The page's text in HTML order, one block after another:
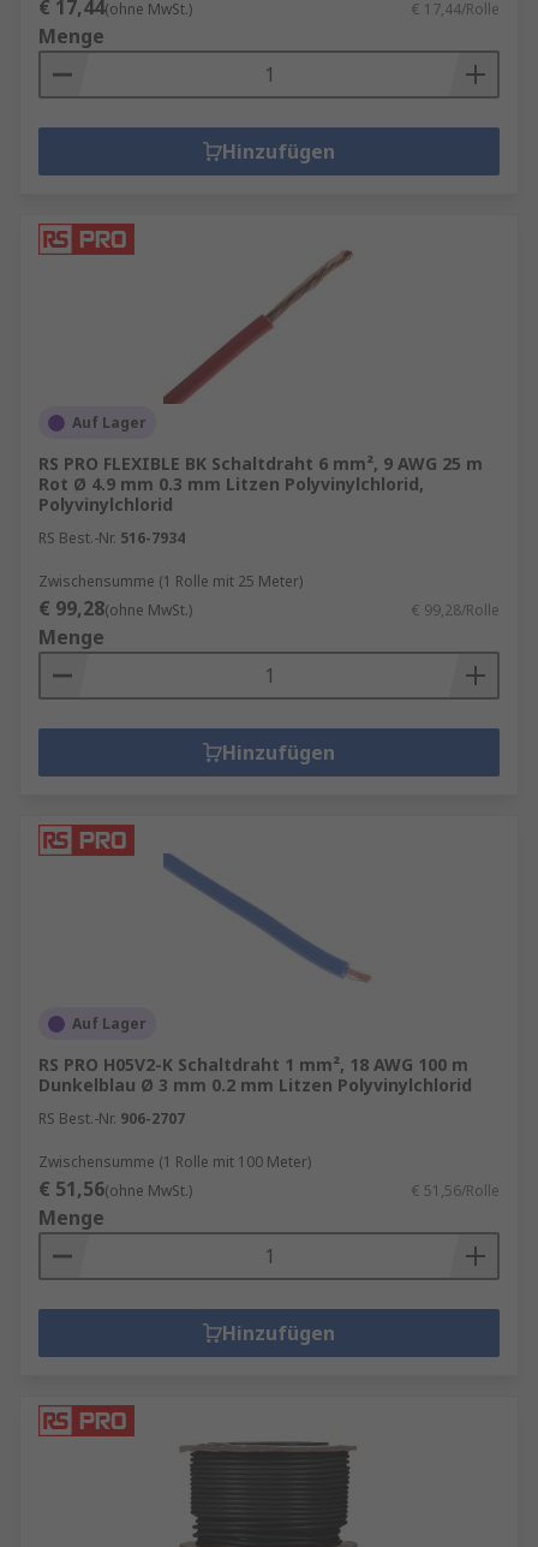
€ 17,44(ohne MwSt.) € 17,44/Rolle
Menge
Hinzufügen
Auf Lager
RS PRO FLEXIBLE BK Schaltdraht 6 mm², 9 AWG 25 m
Rot Ø 4.9 mm 0.3 mm Litzen Polyvinylchlorid,
Polyvinylchlorid
RS Best.-Nr. 516-7934
Zwischensumme (1 Rolle mit 25 Meter)
€ 99,28(ohne MwSt.) € 99,28/Rolle
Menge
Hinzufügen
Auf Lager
RS PRO H05V2-K Schaltdraht 1 mm², 18 AWG 100 m
Dunkelblau Ø 3 mm 0.2 mm Litzen Polyvinylchlorid
RS Best.-Nr. 906-2707
Zwischensumme (1 Rolle mit 100 Meter)
€ 51,56(ohne MwSt.) € 51,56/Rolle
Menge
Hinzufügen